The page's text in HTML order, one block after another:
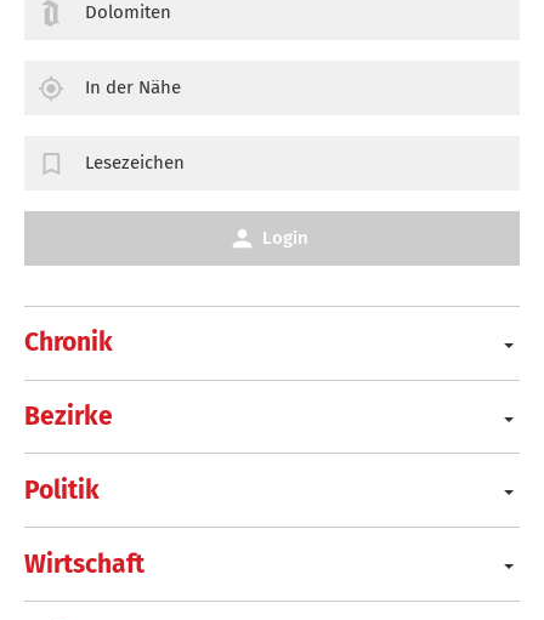
Chronik
Bezirke
Politik
Wirtschaft
Dolomiten
In der Nähe
Lesezeichen
Login